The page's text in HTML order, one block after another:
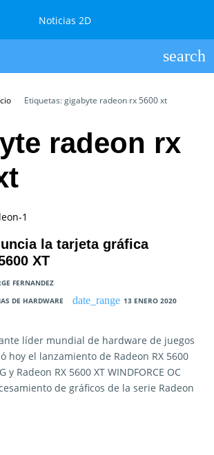
Etiquetas: gigabyte radeon rx 5600 xt
radeon rx
la tarjeta gráfica
XT
FERNANDEZ
DE HARDWARE
13 ENERO 2020
líder mundial de hardware de juegos
hoy el lanzamiento de Radeon RX 5600
y Radeon RX 5600 XT WINDFORCE OC
de gráficos de la serie Radeon